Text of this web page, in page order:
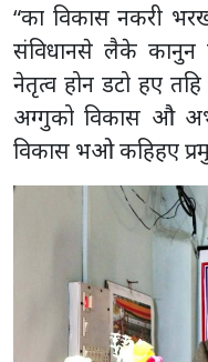
“का विकास नकरी
संविधानसे लैके कानुन
नेतृत्व होन डटो हए
अग्गुको विकास औ
विकास भओ कहिहए